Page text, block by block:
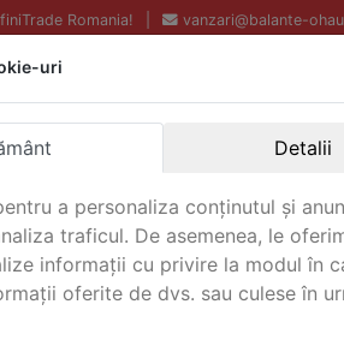
Romania! vanzari@balante-
Echipamente profesionale
pentru laborator.
Garantie Internationala.
uri
Detalii
a personaliza conținutul și
traficul. De asemenea, le
informații cu privire la modul în
oferite de dvs. sau culese în